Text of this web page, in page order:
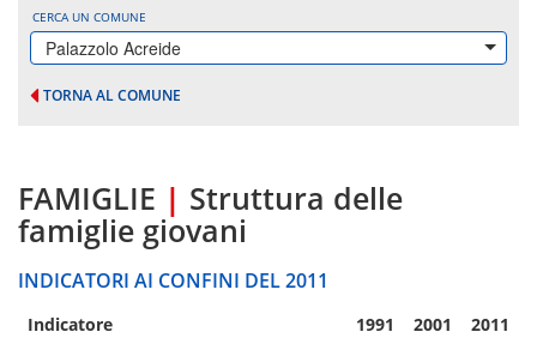
CERCA UN COMUNE
Palazzolo Acreide
TORNA AL COMUNE
FAMIGLIE | Struttura delle
famiglie giovani
INDICATORI AI CONFINI DEL 2011
Indicatore 1991 2001 2011